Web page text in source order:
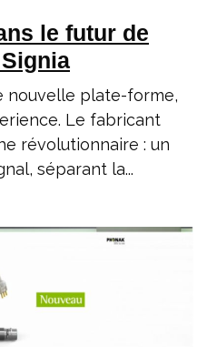
le futur de
nouvelle plate-forme,
Le fabricant
révolutionnaire : un
séparant la...